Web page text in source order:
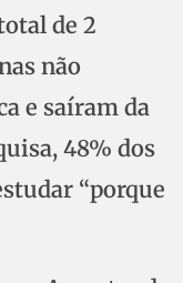
de 2
não
e saíram da
48% dos
“porque